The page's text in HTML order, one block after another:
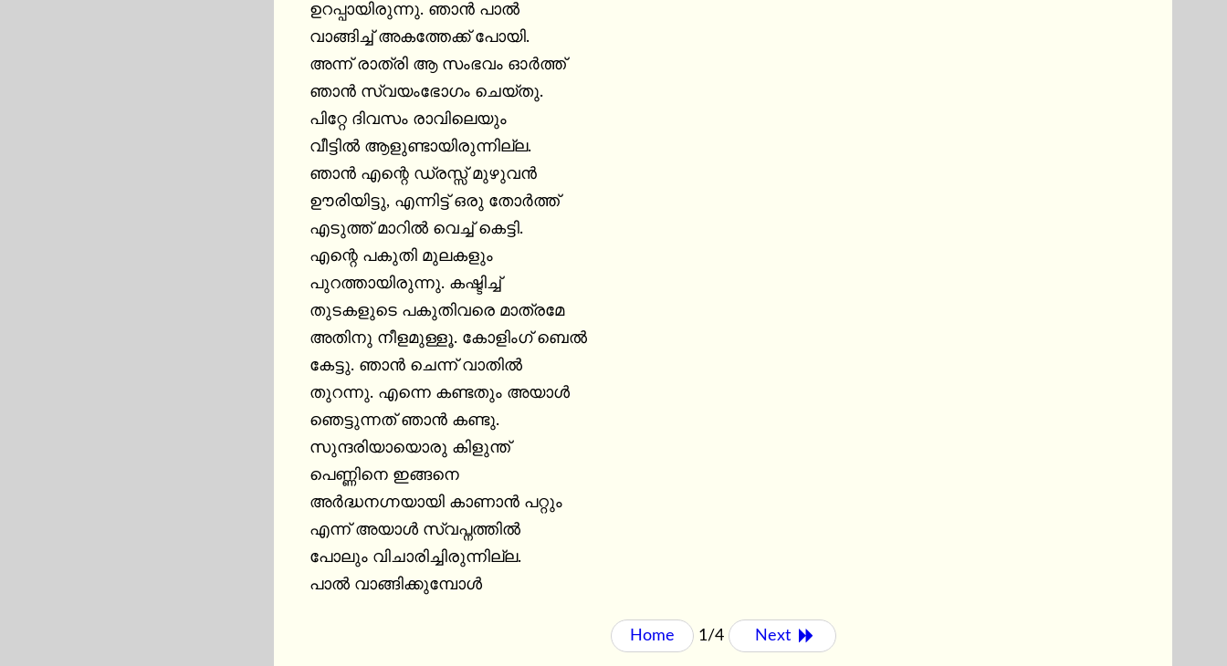
ഉറപ്പായിരുന്നു. ഞാൻ പാൽ
വാങ്ങിച്ച് അകത്തേക്ക് പോയി.
അന്ന് രാത്രി ആ സംഭവം ഓർത്ത്
ഞാൻ സ്വയംഭോഗം ചെയ്തു.
പിറ്റേ ദിവസം രാവിലെയും
വീട്ടിൽ ആളുണ്ടായിരുന്നില്ല.
ഞാൻ എന്റെ ഡ്രസ്സ് മുഴുവൻ
ഊരിയിട്ടു, എന്നിട്ട് ഒരു തോർത്ത്
എടുത്ത് മാറിൽ വെച്ച് കെട്ടി.
എന്റെ പകുതി മുലകളും
പുറത്തായിരുന്നു. കഷ്ടിച്ച്
തുടകളുടെ പകുതിവരെ മാത്രമേ
അതിനു നീളമുള്ളൂ. കോളിംഗ് ബെൽ
കേട്ടു. ഞാൻ ചെന്ന് വാതിൽ
തുറന്നു. എന്നെ കണ്ടതും അയാൾ
ഞെട്ടുന്നത് ഞാൻ കണ്ടു.
സുന്ദരിയായൊരു കിളുന്ത്
പെണ്ണിനെ ഇങ്ങനെ
അർദ്ധനഗ്നയായി കാണാൻ പറ്റും
എന്ന് അയാൾ സ്വപ്നത്തിൽ
പോലും വിചാരിച്ചിരുന്നില്ല.
പാൽ വാങ്ങിക്കുമ്പോൾ
Home 1/4 Next